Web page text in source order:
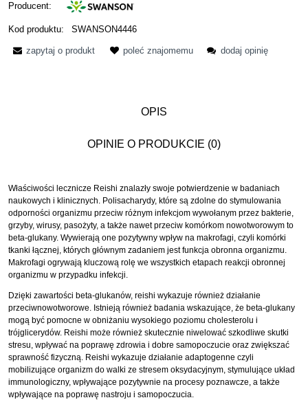
Producent:
Kod produktu: SWANSON4446
zapytaj o produkt poleć znajomemu dodaj opinię
OPIS
OPINIE O PRODUKCIE (0)
Właściwości lecznicze Reishi znalazły swoje potwierdzenie w badaniach
naukowych i klinicznych. Polisacharydy, które są zdolne do stymulowania
odporności organizmu przeciw różnym infekcjom wywołanym przez bakterie,
grzyby, wirusy, pasożyty, a także nawet przeciw komórkom nowotworowym to
beta-glukany. Wywierają one pozytywny wpływ na makrofagi, czyli komórki
tkanki łącznej, których głównym zadaniem jest funkcja obronna organizmu.
Makrofagi ogrywają kluczową rolę we wszystkich etapach reakcji obronnej
organizmu w przypadku infekcji.
Dzięki zawartości beta-glukanów, reishi wykazuje również działanie
przeciwnowotworowe. Istnieją również badania wskazujące, że beta-glukany
mogą być pomocne w obniżaniu wysokiego poziomu cholesterolu i
trójglicerydów. Reishi może również skutecznie niwelować szkodliwe skutki
stresu, wpływać na poprawę zdrowia i dobre samopoczucie oraz zwiększać
sprawność fizyczną. Reishi wykazuje działanie adaptogenne czyli
mobilizujące organizm do walki ze stresem oksydacyjnym, stymulujące układ
immunologiczny, wpływające pozytywnie na procesy poznawcze, a także
wpływające na poprawę nastroju i samopoczucia.